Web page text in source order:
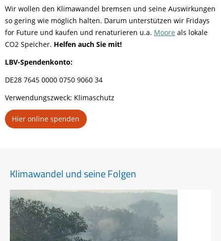
Wir wollen den Klimawandel bremsen und seine Auswirkungen
so gering wie möglich halten. Darum unterstützen wir Fridays
for Future und kaufen und renaturieren u.a. Moore als lokale
CO2 Speicher. Helfen auch Sie mit!
LBV-Spendenkonto:
DE28 7645 0000 0750 9060 34
Verwendungszweck: Klimaschutz
Hier online spenden
Klimawandel und seine Folgen